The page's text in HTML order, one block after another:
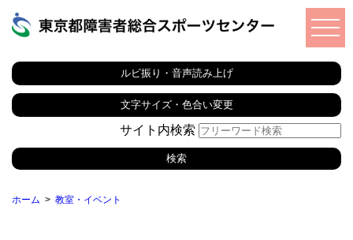
ルビ振り・音声読み上げ
文字サイズ・色合い変更
サイト内検索
ホーム 教室・イベント